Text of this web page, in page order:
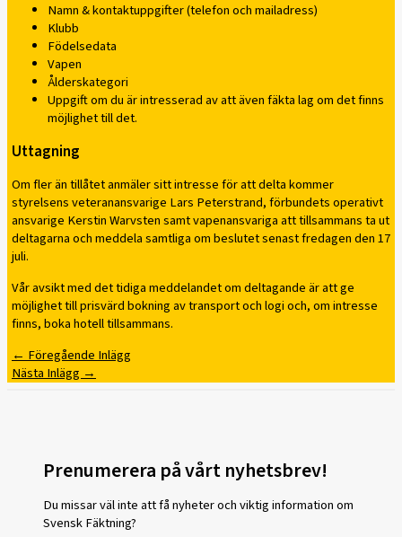
Namn & kontaktuppgifter (telefon och mailadress)
Klubb
Födelsedata
Vapen
Ålderskategori
Uppgift om du är intresserad av att även fäkta lag om det finns
möjlighet till det.
Uttagning
Om fler än tillåtet anmäler sitt intresse för att delta kommer
styrelsens veteranansvarige Lars Peterstrand, förbundets operativt
ansvarige Kerstin Warvsten samt vapenansvariga att tillsammans ta ut
deltagarna och meddela samtliga om beslutet senast fredagen den 17
juli.
Vår avsikt med det tidiga meddelandet om deltagande är att ge
möjlighet till prisvärd bokning av transport och logi och, om intresse
finns, boka hotell tillsammans.
← Föregående Inlägg
Nästa Inlägg →
Prenumerera på vårt nyhetsbrev!
Du missar väl inte att få nyheter och viktig information om
Svensk Fäktning?